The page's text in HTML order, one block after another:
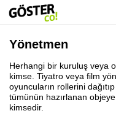
Yönetmen
Herhangi bir kuruluş veya
kimse. Tiyatro veya film
oyuncuların rollerini
tümünün hazırlanan
kimsedir.